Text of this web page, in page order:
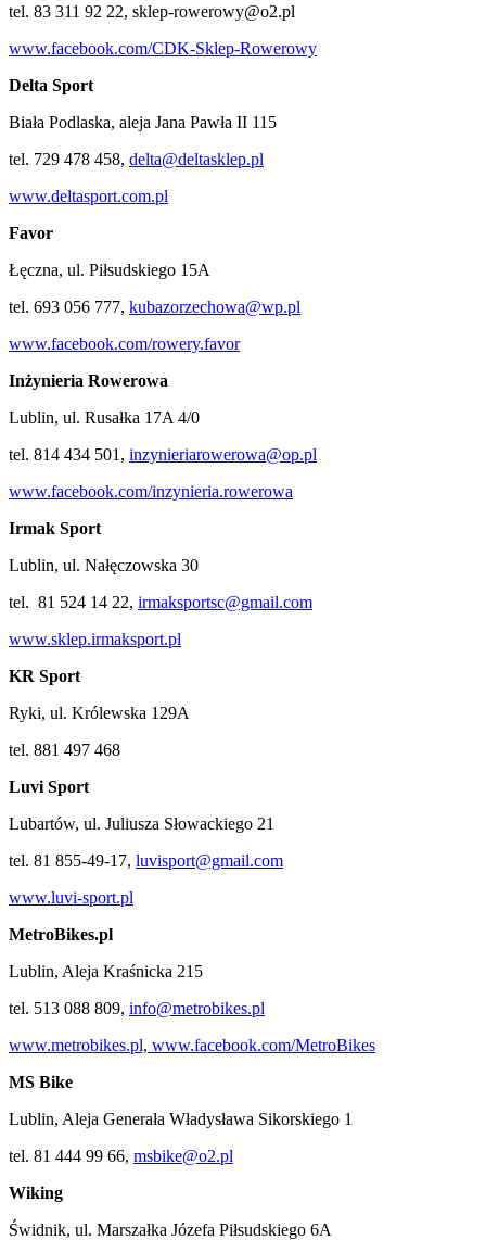
tel. 83 311 92 22, sklep-rowerowy@o2.pl
www.facebook.com/CDK-Sklep-Rowerowy
Delta Sport
Biała Podlaska, aleja Jana Pawła II 115
tel. 729 478 458, delta@deltasklep.pl
www.deltasport.com.pl
Favor
Łęczna, ul. Piłsudskiego 15A
tel. 693 056 777, kubazorzechowa@wp.pl
www.facebook.com/rowery.favor
Inżynieria Rowerowa
Lublin, ul. Rusałka 17A 4/0
tel. 814 434 501, inzynieriarowerowa@op.pl
www.facebook.com/inzynieria.rowerowa
Irmak Sport
Lublin, ul. Nałęczowska 30
tel. 81 524 14 22, irmaksportsc@gmail.com
www.sklep.irmaksport.pl
KR Sport
Ryki, ul. Królewska 129A
tel. 881 497 468
Luvi Sport
Lubartów, ul. Juliusza Słowackiego 21
tel. 81 855-49-17, luvisport@gmail.com
www.luvi-sport.pl
MetroBikes.pl
Lublin, Aleja Kraśnicka 215
tel. 513 088 809, info@metrobikes.pl
www.metrobikes.pl, www.facebook.com/MetroBikes
MS Bike
Lublin, Aleja Generała Władysława Sikorskiego 1
tel. 81 444 99 66, msbike@o2.pl
Wiking
Świdnik, ul. Marszałka Józefa Piłsudskiego 6A